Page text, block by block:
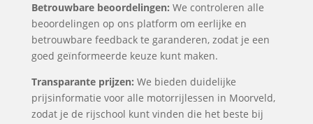
Betrouwbare beoordelingen: We controleren alle
beoordelingen op ons platform om eerlijke en
betrouwbare feedback te garanderen, zodat je een
goed geïnformeerde keuze kunt maken.
Transparante prijzen: We bieden duidelijke
prijsinformatie voor alle motorrijlessen in Moorveld,
zodat je de rijschool kunt vinden die het beste bij